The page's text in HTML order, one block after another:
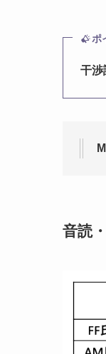
ポ
干渉
音読